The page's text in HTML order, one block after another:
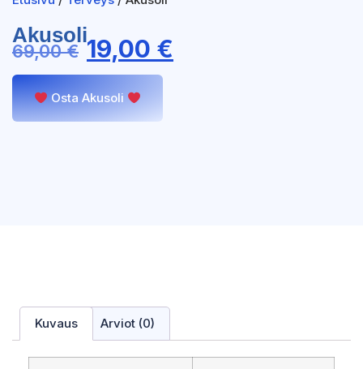
Akusoli
69,00€ 19,00 €
Osta Akusoli
Kuvaus Arviot (0)